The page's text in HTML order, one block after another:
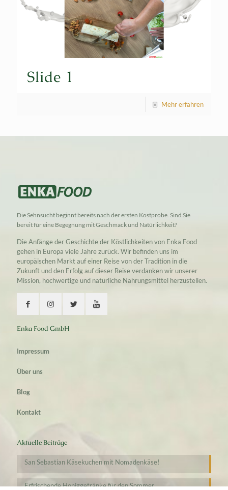
Slide 1
Mehr erfahren
Die Sehnsucht beginnt bereits nach der ersten Kostprobe. Sind Sie
bereit für eine Begegnung mit Geschmack und Natürlichkeit?
Die Anfänge der Geschichte der Köstlichkeiten von Enka Food
gehen in Europa viele Jahre zurück. Wir befinden uns im
europäischen Markt auf einer Reise von der Tradition in die
Zukunft und den Erfolg auf dieser Reise verdanken wir unserer
Mission, hochwertige und natürliche Nahrungsmittel herzustellen.
Enka Food GmbH
Impressum
Über uns
Blog
Kontakt
Aktuelle Beiträge
San Sebastian Käsekuchen mit Nomadenkäse!
Erfrischende Honiggetränke für den Sommer